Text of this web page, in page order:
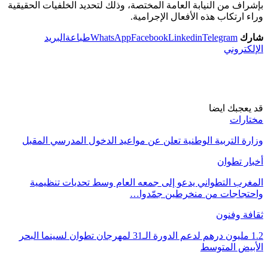
بإشراف من النيابة العامة المختصة، وذلك لتحديد الخلفيات الحقيقية
وراء ارتكاب هذه الأفعال الإجرامية.
شارك WhatsAppFacebookLinkedinTelegram طباعة البريد
الإلكتروني
قد يعجبك ايضا
مختارات
وزارة التربية الوطنية تعلن عن مواعيد الدخول المدرسي المقبل
أخبار تطوان
المغرب التطواني يدعو إلى جمعه العام وسط تحديات تنظيمية
واحتجاجات من منخرطين جمّدوا…
ثقافة وفنون
1.2 مليون درهم لدعم الدورة الـ31 لمهرجان تطوان لسينما البحر
الأبيض المتوسط